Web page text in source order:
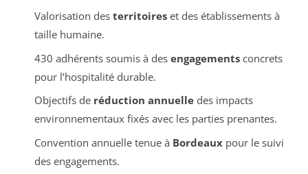
Valorisation des territoireset des établissements à
taille humaine.
430 adhérents soumis à des engagementsconcrets
pour l’hospitalité durable.
Objectifs de réduction annuelledes impacts
environnementaux fixés avec les parties prenantes.
Convention annuelle tenue à Bordeauxpour le suivi
des engagements.